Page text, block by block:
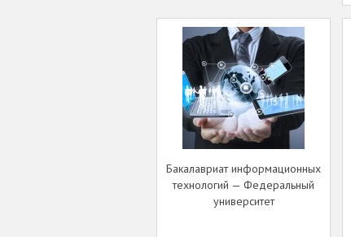
Бакалавриат информационных
технологий — Федеральный
университет